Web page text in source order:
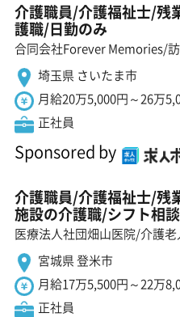
介護職員/介護福祉士/残
護職/日勤のみ
合同会社Forever Memories/
埼玉県 さいたま市
月給20万5,000円～26万
正社員
Sponsored by
介護職員/介護福祉士/残
施設の介護職/シフト相
医療法人社団畑山医院/介護
宮城県 登米市
月給17万5,500円～22万
正社員